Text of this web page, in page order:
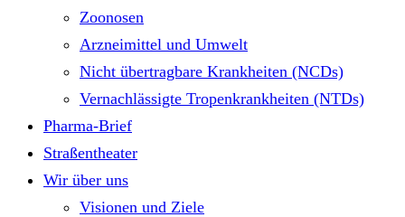
Zoonosen
Arzneimittel und Umwelt
Nicht übertragbare Krankheiten (NCDs)
Vernachlässigte Tropenkrankheiten (NTDs)
Pharma-Brief
Straßentheater
Wir über uns
Visionen und Ziele